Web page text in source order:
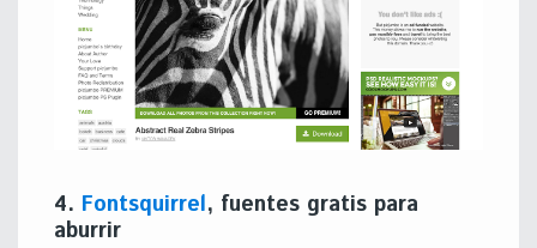
4. Fontsquirrel, fuentes gratis para
aburrir